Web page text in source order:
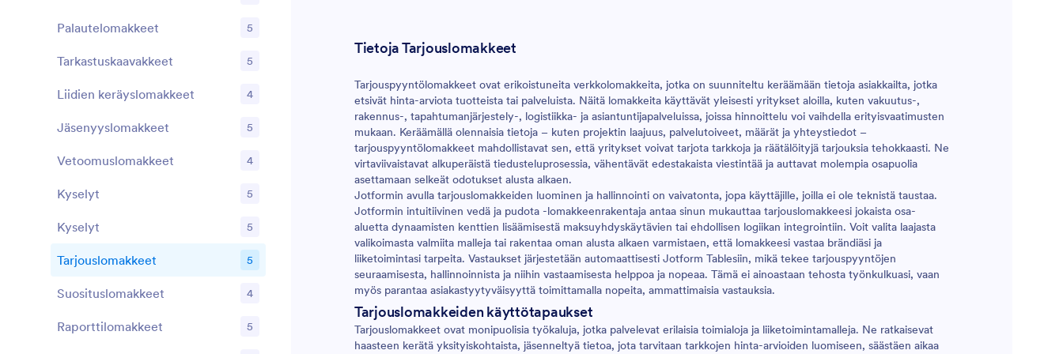
mukautetut kentät, muuta lomakkeen
keräämiseksi ja integroi suosikkisovelluksiisi,
mukaan lukien Dropbox, Salesforce ja
Google Drive. Jos haluat enemmän
käytännön hallintaa, tutustu myös
premium-tuotetarjouslomakkeeseen!
Tietoja Tarjouslomakkeet
Tarjouspyyntölomakkeet ovat erikoistuneita verkkolomakkeita, jotka on suunniteltu keräämään tietoja asiakkailta, jotka
etsivät hinta-arviota tuotteista tai palveluista. Näitä lomakkeita käyttävät yleisesti yritykset aloilla, kuten vakuutus-,
rakennus-, tapahtumanjärjestely-, logistiikka- ja asiantuntijapalveluissa, joissa hinnoittelu voi vaihdella erityisvaatimusten
mukaan. Keräämällä olennaisia tietoja – kuten projektin laajuus, palvelutoiveet, määrät ja yhteystiedot –
tarjouspyyntölomakkeet mahdollistavat sen, että yritykset voivat tarjota tarkkoja ja räätälöityjä tarjouksia tehokkaasti. Ne
virtaviivaistavat alkuperäistä tiedusteluprosessia, vähentävät edestakaista viestintää ja auttavat molempia osapuolia
asettamaan selkeät odotukset alusta alkaen.
Jotformin avulla tarjouslomakkeiden luominen ja hallinnointi on vaivatonta, jopa käyttäjille, joilla ei ole teknistä taustaa.
Jotformin intuitiivinen vedä ja pudota -lomakkeenrakentaja antaa sinun mukauttaa tarjouslomakkeesi jokaista osa-
aluetta dynaamisten kenttien lisäämisestä maksuyhdyskäytävien tai ehdollisen logiikan integrointiin. Voit valita laajasta
valikoimasta valmiita malleja tai rakentaa oman alusta alkaen varmistaen, että lomakkeesi vastaa brändiäsi ja
liiketoimintasi tarpeita. Vastaukset järjestetään automaattisesti Jotform Tablesiin, mikä tekee tarjouspyyntöjen
seuraamisesta, hallinnoinnista ja niihin vastaamisesta helppoa ja nopeaa. Tämä ei ainoastaan tehosta työnkulkuasi, vaan
myös parantaa asiakastyytyväisyyttä toimittamalla nopeita, ammattimaisia vastauksia.
Tarjouslomakkeiden käyttötapaukset
Tarjouslomakkeet ovat monipuolisia työkaluja, jotka palvelevat erilaisia toimialoja ja liiketoimintamalleja. Ne ratkaisevat
haasteen kerätä yksityiskohtaista, jäsenneltyä tietoa, jota tarvitaan tarkkojen hinta-arvioiden luomiseen, säästäen aikaa
Palautelomakkeet 5
Tarkastuskaavakkeet 5
Liidien keräyslomakkeet 4
Jäsenyyslomakkeet 5
Vetoomuslomakkeet 4
Kyselyt 5
Kyselyt 5
Tarjouslomakkeet 5
Suosituslomakkeet 4
Raporttilomakkeet 5